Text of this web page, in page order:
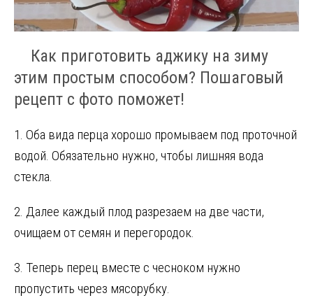
Как приготовить аджику на зиму
этим простым способом? Пошаговый
рецепт с фото поможет!
1. Оба вида перца хорошо промываем под проточной
водой. Обязательно нужно, чтобы лишняя вода
стекла.
2. Далее каждый плод разрезаем на две части,
очищаем от семян и перегородок.
3. Теперь перец вместе с чесноком нужно
пропустить через мясорубку.